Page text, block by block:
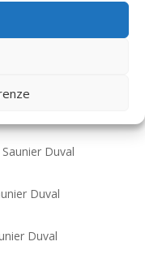
Saunier
Duval Ottaviano
Duval
Duval
Duval